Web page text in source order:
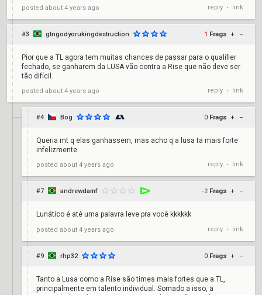
posted about 4 years ago reply • link
#3 gtngodyorukingdestruction 1 Frags + –
Pior que a TL agora tem muitas chances de passar para o qualifier
fechado, se ganharem da LUSA vão contra a Rise que não deve ser
tão difícil.
posted about 4 years ago reply • link
#4 Bog 0 Frags + –
Queria mt q elas ganhassem, mas acho q a lusa ta mais forte
infelizmente
posted about 4 years ago reply • link
#7 andrewdamf -2 Frags + –
Lunático é até uma palavra leve pra você kkkkkk
posted about 4 years ago reply • link
#9 rhp32 0 Frags + –
Tanto a Lusa como a Rise são times mais fortes que a TL,
principalmente em talento individual. Somado a isso, a